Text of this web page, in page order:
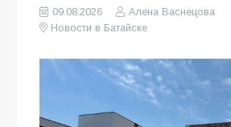
09.08.2026
Алена Васнецова
Новости в Батайске